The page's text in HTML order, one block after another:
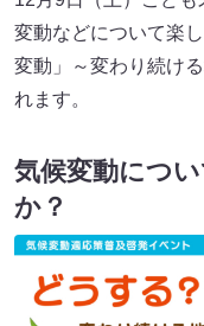
変動などについて楽
変動」～変わり続け
れます。
気候変動につ
か？